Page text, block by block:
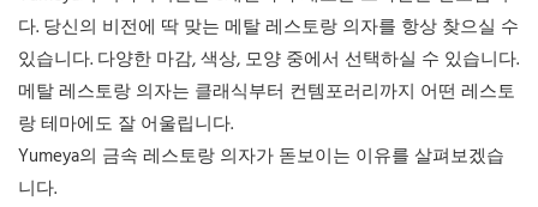
다. 당신의 비전에 딱 맞는 메탈 레스토랑 의자를 항상 찾으실 수
있습니다. 다양한 마감, 색상, 모양 중에서 선택하실 수 있습니다.
메탈 레스토랑 의자는 클래식부터 컨템포러리까지 어떤 레스토
랑 테마에도 잘 어울립니다.
Yumeya의 금속 레스토랑 의자가 돋보이는 이유를 살펴보겠습
니다.